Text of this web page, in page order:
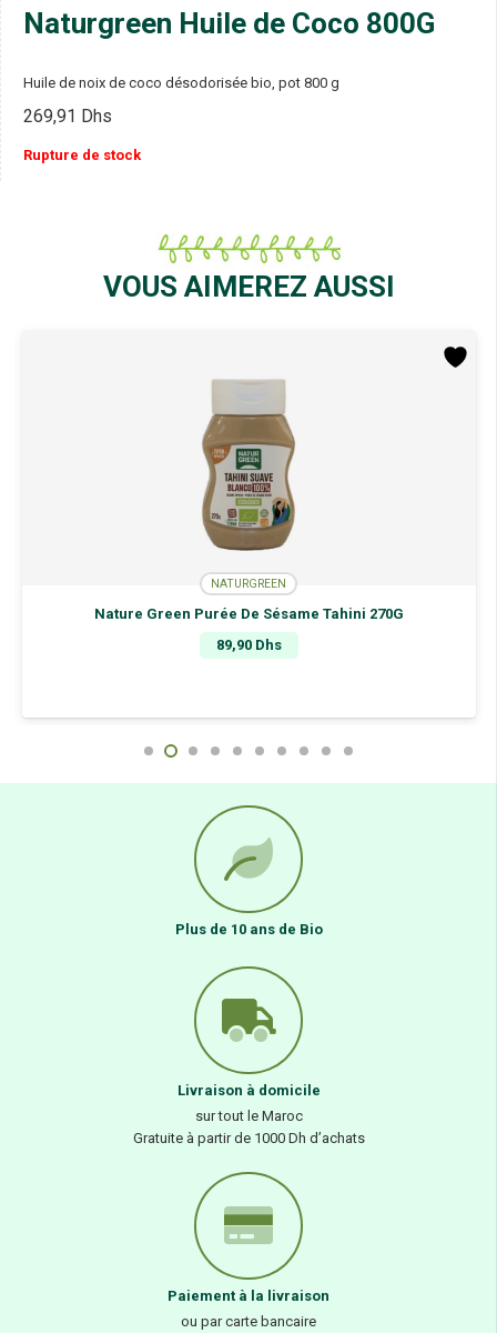
Naturgreen Huile de Coco 800G
Huile de noix de coco désodorisée bio, pot 800 g
269,91 Dhs
Rupture de stock
VOUS AIMEREZ AUSSI
NATURGREEN
Nature Green Purée De Sésame Tahini 270G
89,90 Dhs
Plus de 10 ans de Bio
Livraison à domicile
sur tout le Maroc
Gratuite à partir de 1000 Dh d’achats
Paiement à la livraison
ou par carte bancaire